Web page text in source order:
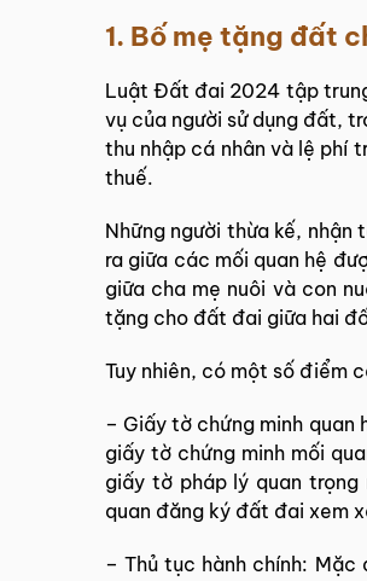
1. Bố mẹ tặng đất
Luật Đất đai 2024 tập
vụ của người sử dụng đất,
thu nhập cá nhân và lệ phí
thuế.
Những người thừa kế, nhận
ra giữa các mối quan hệ
giữa cha mẹ nuôi và con
tặng cho đất đai giữa hai
Tuy nhiên, có một số điểm
– Giấy tờ chứng minh quan
giấy tờ chứng minh mối
giấy tờ pháp lý quan
quan đăng ký đất đai xem
– Thủ tục hành chính: